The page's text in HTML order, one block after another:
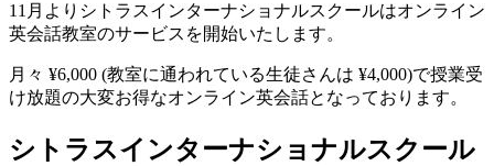
11月よりシトラスインターナショナルスクールはオンライン
英会話教室のサービスを開始いたします。
月々 ¥6,000 (教室に通われている生徒さんは ¥4,000)で授業受
け放題の大変お得なオンライン英会話となっております。
シトラスインターナショナルスクール